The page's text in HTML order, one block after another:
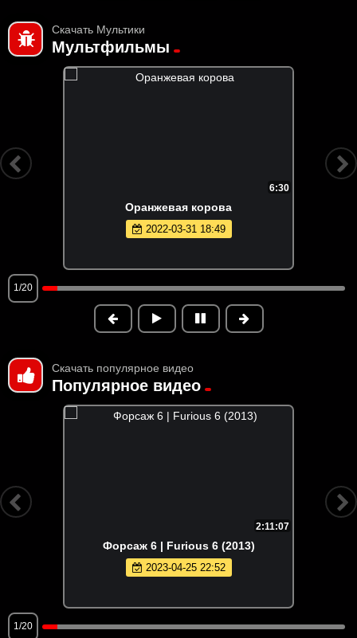
Скачать Мультики
Мультфильмы
6:30
Оранжевая корова
2022-03-31 18:49
1/20
Скачать популярное видео
Популярное видео
2:11:07
Форсаж 6 | Furious 6 (2013)
2023-04-25 22:52
1/20